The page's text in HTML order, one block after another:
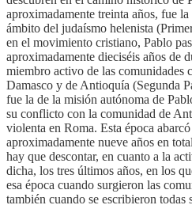
aproximadamente treinta años, fue
ámbito del judaísmo helenista
en el movimiento cristiano, Pablo
aproximadamente dieciséis años de
miembro activo de las comunidades
Damasco y de Antioquía (Segunda
fue la de la misión autónoma de
su conflicto con la comunidad de
violenta en Roma. Esta época
aproximadamente nueve años en
hay que descontar, en cuanto a la
dicha, los tres últimos años, en los
esa época cuando surgieron las
también cuando se escribieron todas